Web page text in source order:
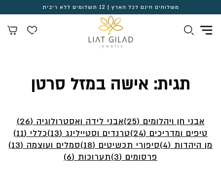
משלוחים חינם לכל הארץ | 12 תשלומים ללא ריבית
תגית: אישה במזל סרטן
אבני חן ויהלומים (25)
אבני לידה ואסטרולוגיה (26)
טיפים ומדריכים (24)
טרנדים וסטיילינג (13)
כללי (11)
מן היהדות (4)
סיפורי תכשיטים (18)
סמלים ועוצמה (13)
פרסומים (3)
תערוכות (6)